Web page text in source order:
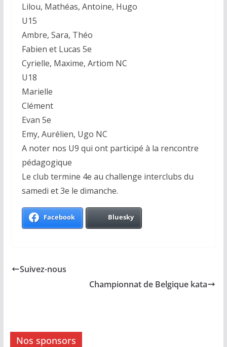
Lilou, Mathéas, Antoine, Hugo
U15
Ambre, Sara, Théo
Fabien et Lucas 5e
Cyrielle, Maxime, Artiom NC
U18
Marielle
Clément
Evan 5e
Emy, Aurélien, Ugo NC
A noter nos U9 qui ont participé à la rencontre
pédagogique
Le club termine 4e au challenge interclubs du
samedi et 3e le dimanche.
Facebook Bluesky
Suivez-nous
Championnat de Belgique kata
Nos sponsors